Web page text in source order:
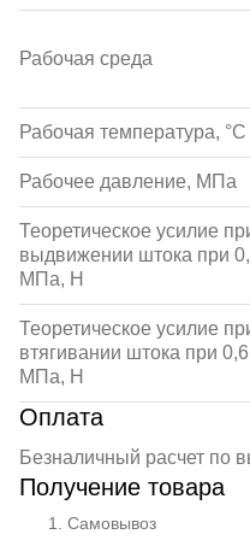
Рабочая среда
Рабочая температура, °С
Рабочее давление, МПа
Теоретическое усилие
выдвижении штока при
МПа, Н
Теоретическое усилие
втягивании штока при 0,6
МПа, Н
Оплата
Безналичный расчет по
Получение товара
Самовывоз